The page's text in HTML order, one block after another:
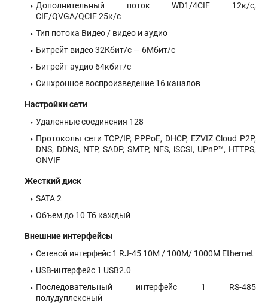
Дополнительный поток WD1/4CIF 12к/с,
CIF/QVGA/QCIF 25к/с
Тип потока Видео / видео и аудио
Битрейт видео 32Кбит/с — 6Мбит/с
Битрейт аудио 64кбит/с
Синхронное воспроизведение 16 каналов
Настройки сети
Удаленные соединения 128
Протоколы сети TCP/IP, PPPoE, DHCP, EZVIZ Cloud P2P,
DNS, DDNS, NTP, SADP, SMTP, NFS, iSCSI, UPnP™, HTTPS,
ONVIF
Жесткий диск
SATA 2
Объем до 10 Тб каждый
Внешние интерфейсы
Сетевой интерфейс 1 RJ-45 10M / 100M/ 1000М Ethernet
USB-интерфейс 1 USB2.0
Последовательный интерфейс 1 RS-485
полудуплексный